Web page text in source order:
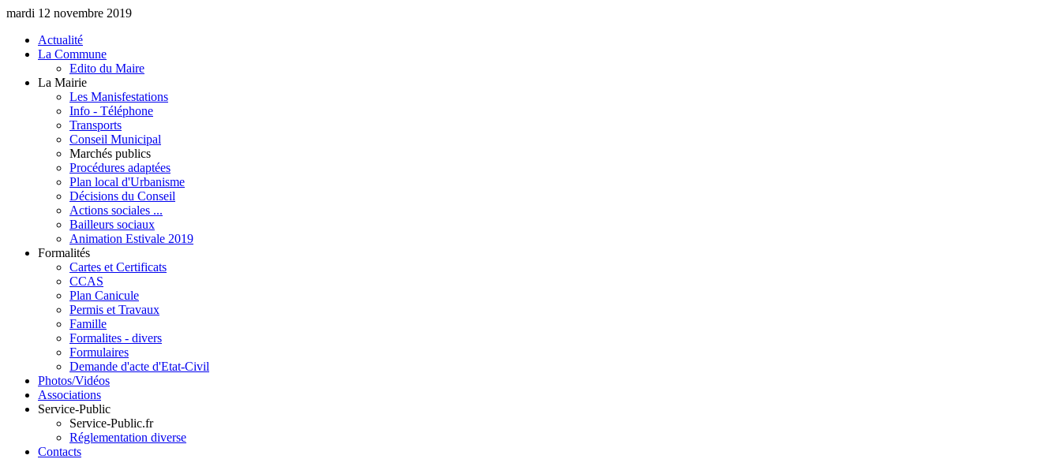
mardi 12 novembre 2019
Actualité
La Commune
Edito du Maire
La Mairie
Les Manisfestations
Info - Téléphone
Transports
Conseil Municipal
Marchés publics
Procédures adaptées
Plan local d'Urbanisme
Décisions du Conseil
Actions sociales ...
Bailleurs sociaux
Animation Estivale 2019
Formalités
Cartes et Certificats
CCAS
Plan Canicule
Permis et Travaux
Famille
Formalites - divers
Formulaires
Demande d'acte d'Etat-Civil
Photos/Vidéos
Associations
Service-Public
Service-Public.fr
Réglementation diverse
Contacts